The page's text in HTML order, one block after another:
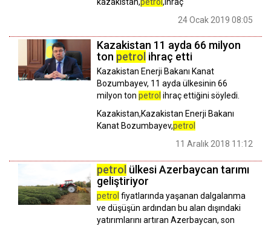
24 Ocak 2019 08:05
Kazakistan 11 ayda 66 milyon
ton petrol ihraç etti
Kazakistan Enerji Bakanı Kanat
Bozumbayev, 11 ayda ülkesinin 66
milyon ton petrol ihraç ettiğini söyledi.
Kazakistan,Kazakistan Enerji Bakanı
Kanat Bozumbayev,petrol
11 Aralık 2018 11:12
petrol ülkesi Azerbaycan tarımı
geliştiriyor
petrol fiyatlarında yaşanan dalgalanma
ve düşüşün ardından bu alan dışındaki
yatırımlarını artıran Azerbaycan, son